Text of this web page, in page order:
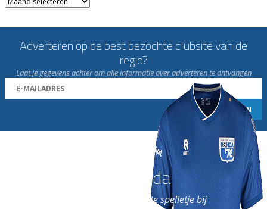
Adverteren op de best bezochte clubsite van de
regio?
Laat je gegevens achter om alle informatie over adverteren te ontvangen
Word nu lid van Rohda
en geniet iedere week van het leukste spelletje bij